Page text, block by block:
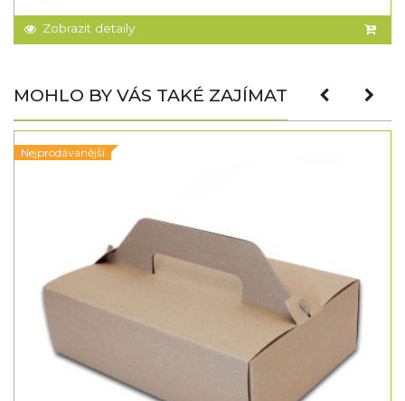
Zobrazit detaily
MOHLO BY VÁS TAKÉ ZAJÍMAT
Nejprodávanější